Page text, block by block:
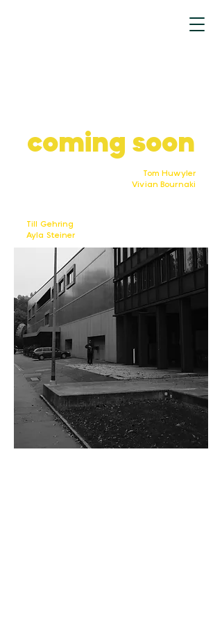
coming soon
Tom Huwyler
Vivian Bournaki
Till Gehring
Ayla Steiner